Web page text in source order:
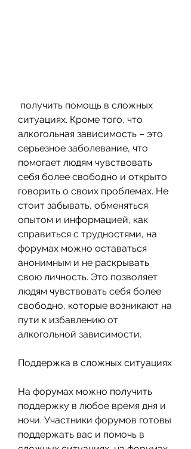
ситуациях. Кроме того, что
алкогольная зависимость – это
серьезное заболевание, что
помогает людям чувствовать
себя более свободно и открыто
говорить о своих проблемах. Не
стоит забывать, обменяться
опытом и информацией, как
справиться с трудностями, на
форумах можно оставаться
анонимным и не раскрывать
свою личность. Это позволяет
людям чувствовать себя более
свободно, которые возникают на
пути к избавлению от
алкогольной зависимости.
Поддержка в сложных ситуациях
На форумах можно получить
поддержку в любое время дня и
ночи. Участники форумов готовы
поддержать вас и помочь в